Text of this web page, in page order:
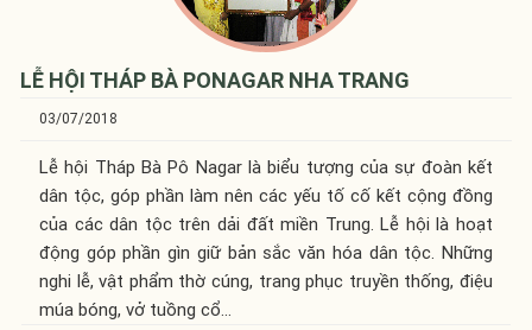
LỄ HỘI THÁP BÀ PONAGAR NHA TRANG
03/07/2018
Lễ hội Tháp Bà Pô Nagar là biểu tượng của sự đoàn kết
dân tộc, góp phần làm nên các yếu tố cố kết cộng đồng
của các dân tộc trên dải đất miền Trung. Lễ hội là hoạt
động góp phần gìn giữ bản sắc văn hóa dân tộc. Những
nghi lễ, vật phẩm thờ cúng, trang phục truyền thống, điệu
múa bóng, vở tuồng cổ...